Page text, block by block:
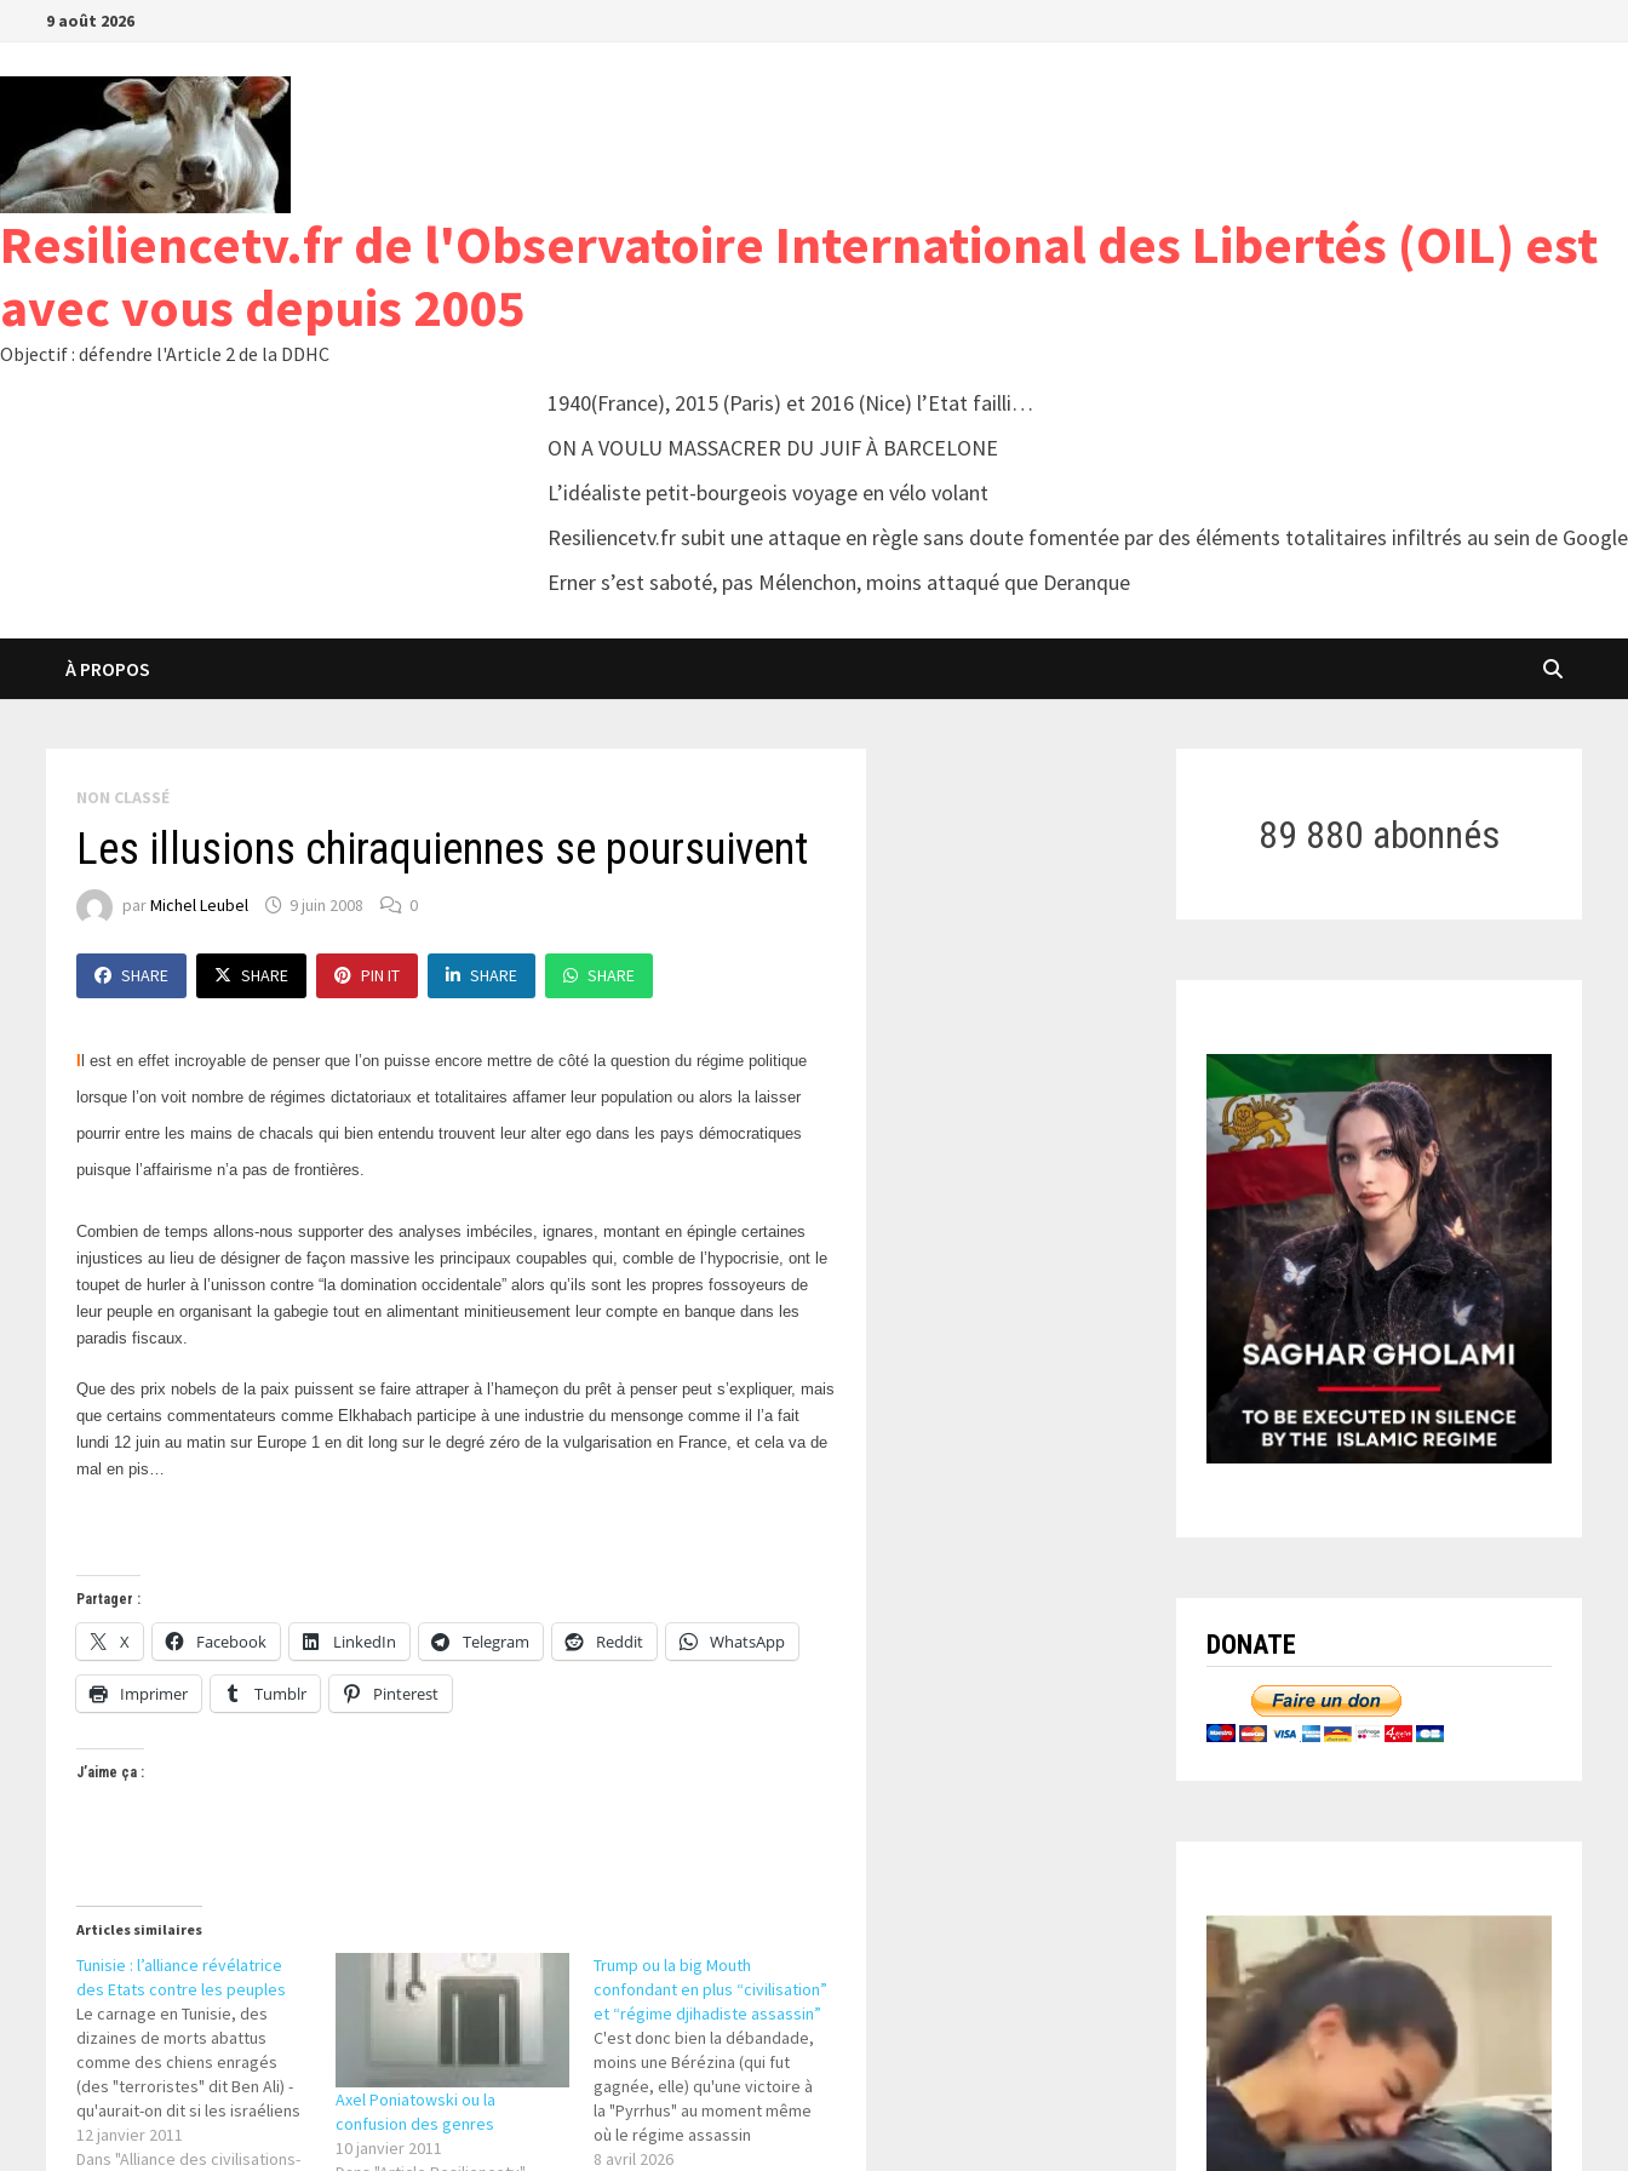
Passer
contenu
9 août 2026
Resiliencetv.fr de l'Observatoire International des Libertés (OIL) est
avec vous depuis 2005
Objectif : défendre l'Article 2 de la DDHC
1940(France), 2015 (Paris) et 2016 (Nice) l’Etat failli…
ON A VOULU MASSACRER DU JUIF À BARCELONE
L’idéaliste petit-bourgeois voyage en vélo volant
Resiliencetv.fr subit une attaque en règle sans doute fomentée par des éléments totalitaires infiltrés au sein de Google
Erner s’est saboté, pas Mélenchon, moins attaqué que Deranque
À PROPOS
NON CLASSÉ
Les illusions chiraquiennes se poursuivent
parMichel Leubel 9 juin 2008 0
SHARE SHARE PIN IT SHARE SHARE
l est en effet incroyable de penser que l’on puisse encore mettre de côté la question du régime politique
lorsque l’on voit nombre de régimes dictatoriaux et totalitaires affamer leur population ou alors la laisser
pourrir entre les mains de chacals qui bien entendu trouvent leur alter ego dans les pays démocratiques
puisque l’affairisme n’a pas de frontières.
Combien de temps allons-nous supporter des analyses imbéciles, ignares, montant en épingle certaines
injustices au lieu de désigner de façon massive les principaux coupables qui, comble de l’hypocrisie, ont le
toupet de hurler à l’unisson contre “la domination occidentale” alors qu’ils sont les propres fossoyeurs de
leur peuple en organisant la gabegie tout en alimentant minitieusement leur compte en banque dans les
paradis fiscaux.
Que des prix nobels de la paix puissent se faire attraper à l’hameçon du prêt à penser peut s’expliquer, mais
que certains commentateurs comme Elkhabach participe à une industrie du mensonge comme il l’a fait
lundi 12 juin au matin sur Europe 1 en dit long sur le degré zéro de la vulgarisation en France, et cela va de
mal en pis…
Partager :
X Facebook LinkedIn Telegram Reddit WhatsApp
Imprimer Tumblr Pinterest
J’aime ça :
Articles similaires
Tunisie : l’alliance révélatrice
des Etats contre les peuples
Le carnage en Tunisie, des
dizaines de morts abattus
comme des chiens enragés
(des "terroristes" dit Ben Ali) -
qu'aurait-on dit si les israéliens
s'étaient comportés ainsi !-
peut nous réveiller d'un profond
12 janvier 2011
Dans "Alliance des civilisations-
Axel Poniatowski ou la
confusion des genres
10 janvier 2011
Trump ou la big Mouth
confondant en plus “civilisation”
et “régime djihadiste assassin”
C'est donc bien la débandade,
moins une Bérézina (qui fut
gagnée, elle) qu'une victoire à
la "Pyrrhus" au moment même
où le régime assassin
commençait à plier. Le seul
8 avril 2026
89 880 abonnés
DONATE